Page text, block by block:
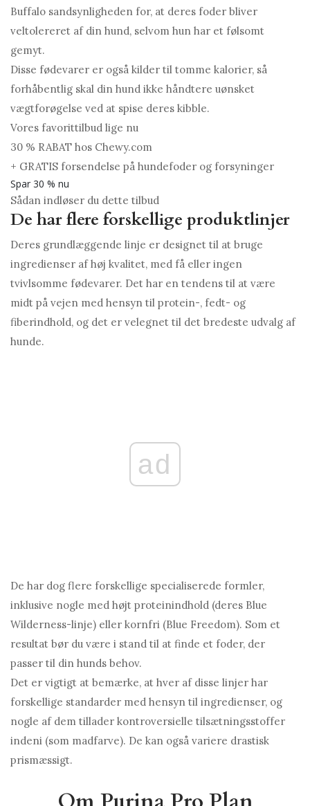
Buffalo sandsynligheden for, at deres foder bliver
veltolereret af din hund, selvom hun har et følsomt
gemyt.
Disse fødevarer er også kilder til tomme kalorier, så
forhåbentlig skal din hund ikke håndtere uønsket
vægtforøgelse ved at spise deres kibble.
Vores favorittilbud lige nu
30 % RABAT hos Chewy.com
+ GRATIS forsendelse på hundefoder og forsyninger
Spar 30 % nu
Sådan indløser du dette tilbud
De har flere forskellige produktlinjer
Deres grundlæggende linje er designet til at bruge
ingredienser af høj kvalitet, med få eller ingen
tvivlsomme fødevarer. Det har en tendens til at være
midt på vejen med hensyn til protein-, fedt- og
fiberindhold, og det er velegnet til det bredeste udvalg af
hunde.
ad
De har dog flere forskellige specialiserede formler,
inklusive nogle med højt proteinindhold (deres Blue
Wilderness-linje) eller kornfri (Blue Freedom). Som et
resultat bør du være i stand til at finde et foder, der
passer til din hunds behov.
Det er vigtigt at bemærke, at hver af disse linjer har
forskellige standarder med hensyn til ingredienser, og
nogle af dem tillader kontroversielle tilsætningsstoffer
indeni (som madfarve). De kan også variere drastisk
prismæssigt.